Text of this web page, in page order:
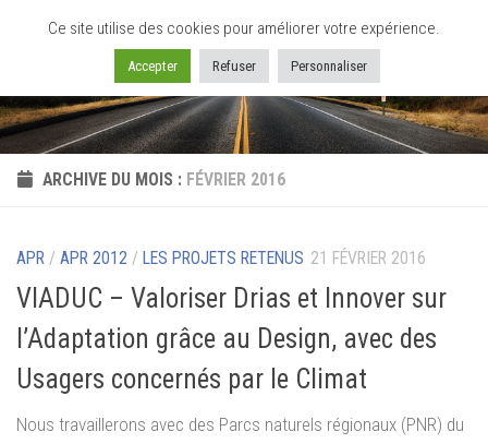
Skip to content
ARCHIVE DU MOIS : FÉVRIER 2016
APR / APR 2012 / LES PROJETS RETENUS 21 FÉVRIER 2016
VIADUC – Valoriser Drias et Innover sur
l’Adaptation grâce au Design, avec des
Usagers concernés par le Climat
Nous travaillerons avec des Parcs naturels régionaux (PNR) du
Ce site utilise des cookies pour améliorer votre expérience.
Accepter Refuser Personnaliser